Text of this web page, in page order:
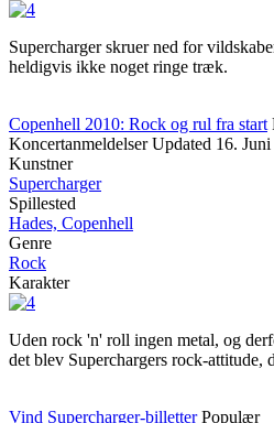
Supercharger skruer ned for
heldigvis ikke noget ringe træk.
Copenhell 2010: Rock og rul fra start
Koncertanmeldelser Updated 16.
Kunstner
Supercharger
Spillested
Hades, Copenhell
Genre
Rock
Karakter
Uden rock 'n' roll ingen metal, og
det blev Superchargers rock-attitude,
Vind Supercharger-billetter Populær